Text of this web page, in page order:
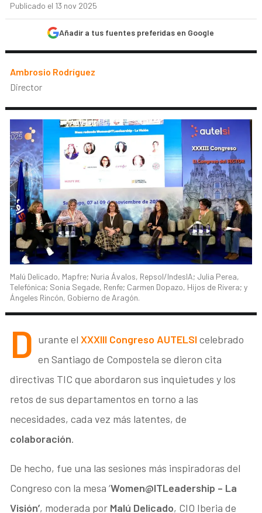
Publicado el 13 nov 2025
Añadir a tus fuentes preferidas en Google
Ambrosio Rodríguez
Director
Malú Delicado, Mapfre; Nuria Ávalos, Repsol/IndesIA; Julia Perea,
Telefónica; Sonia Segade, Renfe; Carmen Dopazo, Hijos de Rivera; y
Ángeles Rincón, Gobierno de Aragón.
D urante elXXXIII Congreso AUTELSIcelebrado
en Santiago de Compostela se dieron cita
directivas TIC que abordaron sus inquietudes y los
retos de sus departamentos en torno a las
necesidades, cada vez más latentes, de
colaboración.
De hecho, fue una las sesiones más inspiradoras del
Congreso con la mesa ‘Women@ITLeadership – La
Visión’, moderada por Malú Delicado, CIO Iberia de